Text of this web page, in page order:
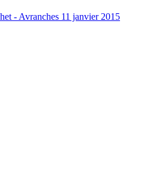
- Avranches 11 janvier 2015